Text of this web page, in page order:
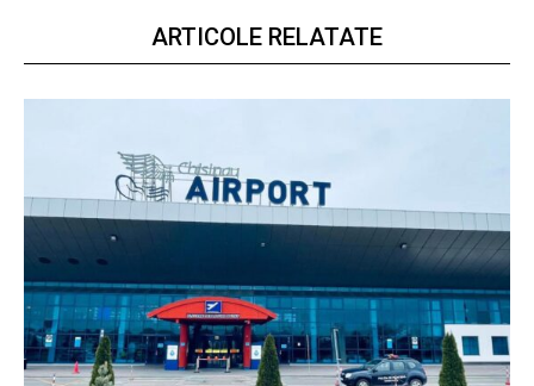
ARTICOLE RELATATE